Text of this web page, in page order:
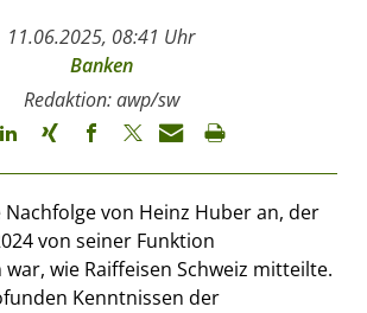
11.06.2025, 08:41 Uhr
Banken
Redaktion: awp/sw
von Heinz Huber an, der
von seiner Funktion
wie Raiffeisen Schweiz mitteilte.
Kenntnissen der